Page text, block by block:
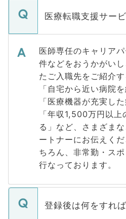
医療転職支援サー
医師専任のキャリア
件などをおうかがい
たご入職先をご紹介す
「自宅から近い病院
「医療機器が充実し
「年収1,500万円以
る」など、さまざま
ートナーにお伝えく
ちろん、非常勤・ス
行なっております。
登録後は何をすれ